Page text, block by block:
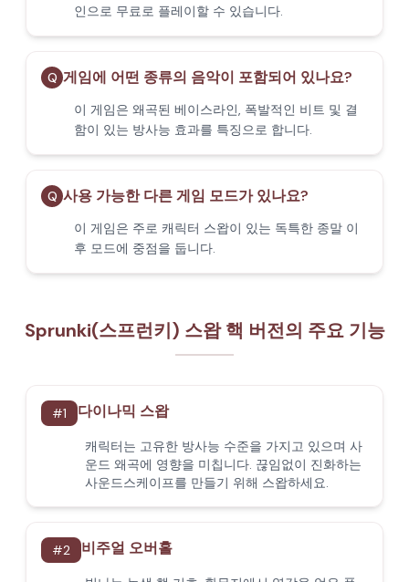
인으로 무료로 플레이할 수 있습니다.
Q 게임에 어떤 종류의 음악이 포함되어 있나요?
이 게임은 왜곡된 베이스라인, 폭발적인 비트 및 결
함이 있는 방사능 효과를 특징으로 합니다.
Q 사용 가능한 다른 게임 모드가 있나요?
이 게임은 주로 캐릭터 스왑이 있는 독특한 종말 이
후 모드에 중점을 둡니다.
Sprunki(스프런키) 스왑 핵 버전의 주요 기능
#1 다이나믹 스왑
캐릭터는 고유한 방사능 수준을 가지고 있으며 사
운드 왜곡에 영향을 미칩니다. 끊임없이 진화하는
사운드스케이프를 만들기 위해 스왑하세요.
#2 비주얼 오버홀